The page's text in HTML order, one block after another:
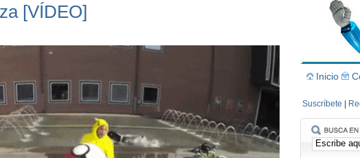
[VÍDEO]
Inicio
Suscríbete